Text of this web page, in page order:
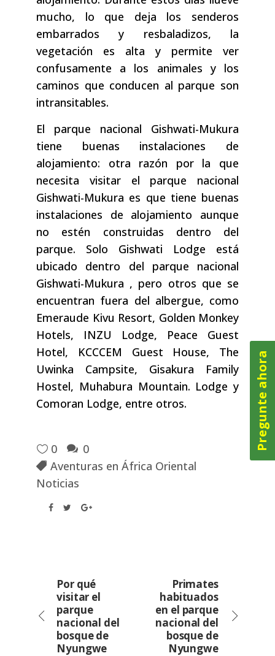
mucho, lo que deja los senderos
embarrados y resbaladizos, la
vegetación es alta y permite ver
confusamente a los animales y los
caminos que conducen al parque son
intransitables.
El parque nacional Gishwati-Mukura
tiene buenas instalaciones de
alojamiento: otra razón por la que
necesita visitar el parque nacional
Gishwati-Mukura es que tiene buenas
instalaciones de alojamiento aunque
no estén construidas dentro del
parque. Solo Gishwati Lodge está
ubicado dentro del parque nacional
Gishwati-Mukura , pero otros que se
encuentran fuera del albergue, como
Emeraude Kivu Resort, Golden Monkey
Hotels, INZU Lodge, Peace Guest
Hotel, KCCCEM Guest House, The
Uwinka Campsite, Gisakura Family
Hostel, Muhabura Mountain. Lodge y
Comoran Lodge, entre otros.
0
0
Aventuras en África Oriental
Noticias
Por qué
visitar el
parque
nacional del
bosque de
Nyungwe
Primates
habituados
en el parque
nacional del
bosque de
Nyungwe
Pregunte ahora